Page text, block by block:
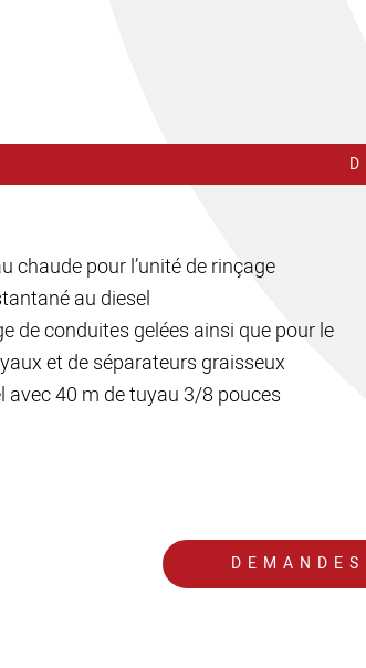
chaude pour l’unité de rinçage
au diesel
de conduites gelées ainsi que pour le
et de séparateurs graisseux
avec 40 m de tuyau 3/8 pouces